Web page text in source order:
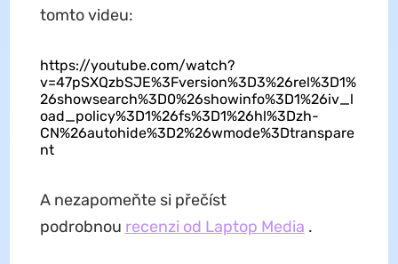
tomto videu:
https://youtube.com/watch?
v=47pSXQzbSJE%3Fversion%3D3%26rel%3D1%
26showsearch%3D0%26showinfo%3D1%26iv_l
oad_policy%3D1%26fs%3D1%26hl%3Dzh-
CN%26autohide%3D2%26wmode%3Dtranspare
nt
A nezapomeňte si přečíst
podrobnou recenzi od Laptop Media .